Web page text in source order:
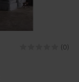
(0)